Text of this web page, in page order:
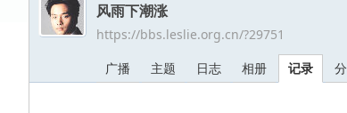
荣› ›
风雨下潮涨
https://bbs.leslie.org.cn/?29751
广播
主题 日志 相册 记录